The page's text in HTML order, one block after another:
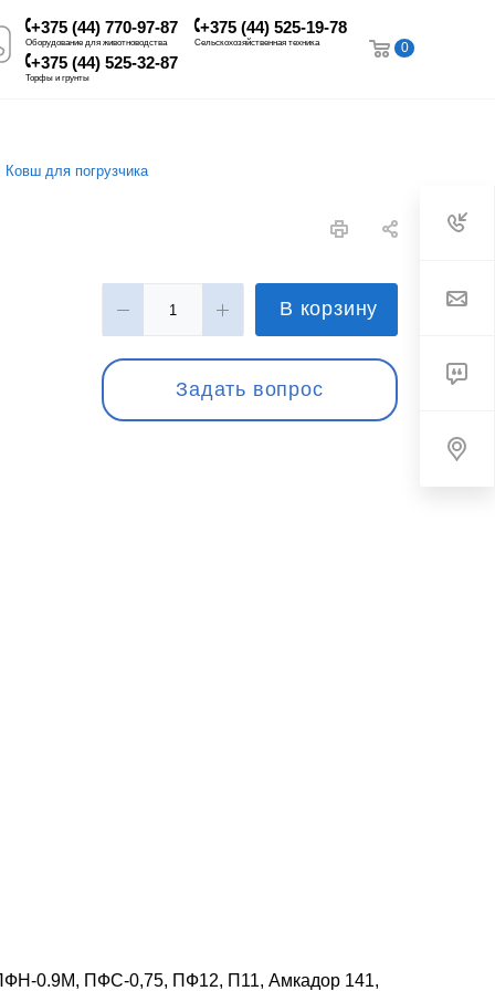
0
+375 (44) 770-97-87
Оборудование для животноводства
+375 (44) 525-32-87
Торфы и грунты
+375 (44) 525-19-78
Сельскохозяйственная техника
Ковш для погрузчика
В корзину
Задать вопрос
0.9М, ПФС-0,75, ПФ12, П11, Амкадор 141,